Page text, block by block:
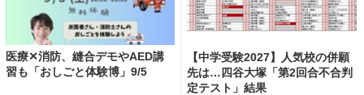
医療✕消防、縫合デモやAED講
習も「おしごと体験博」9/5
【中学受験2027】人気校の併願
先は…四谷大塚「第2回合不合判
定テスト」結果